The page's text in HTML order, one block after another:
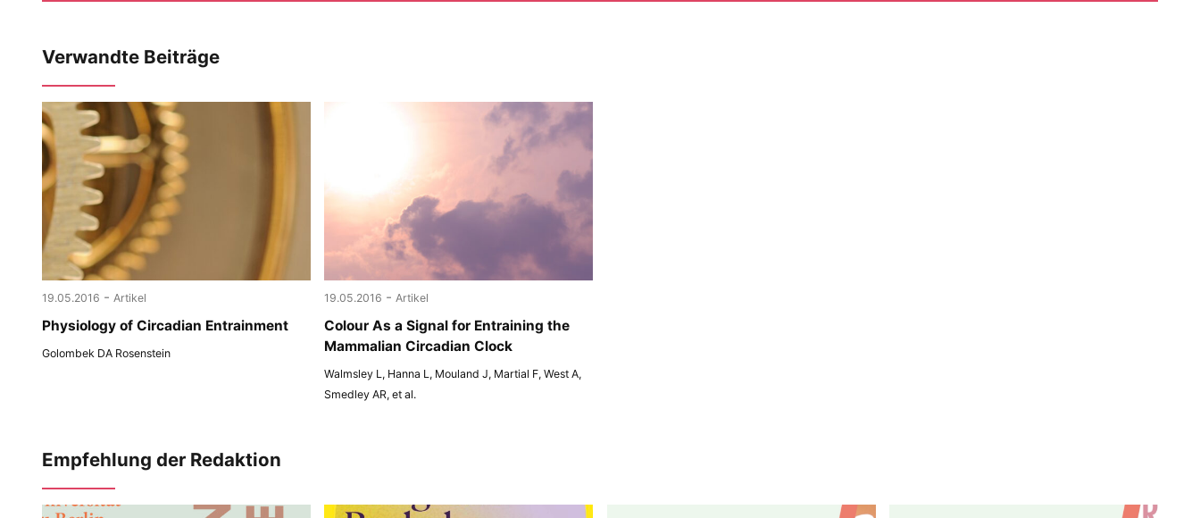
Verwandte Beiträge
19.05.2016 - Artikel
Physiology of Circadian Entrainment
Golombek DA Rosenstein
19.05.2016 - Artikel
Colour As a Signal for Entraining the
Mammalian Circadian Clock
Walmsley L, Hanna L, Mouland J, Martial F, West A,
Smedley AR, et al.
Empfehlung der Redaktion